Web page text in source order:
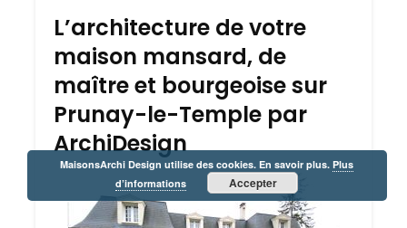
L’architecture de votre
maison mansard, de
maître et bourgeoise sur
Prunay-le-Temple par
ArchiDesign
MaisonsArchi Design utilise des cookies. En savoir plus.Plus
d’informations
Accepter